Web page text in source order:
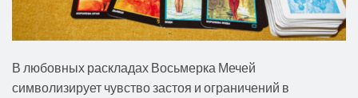
В любовных раскладах Восьмерка Мечей
символизирует чувство застоя и ограничений в